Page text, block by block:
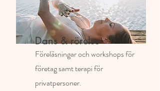
Dans & rörelse
Föreläsningar och workshops för
företag samt terapi för
privatpersoner.